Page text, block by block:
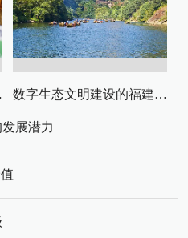
级 数字生态文明建设的福建路径与启示
展潜力